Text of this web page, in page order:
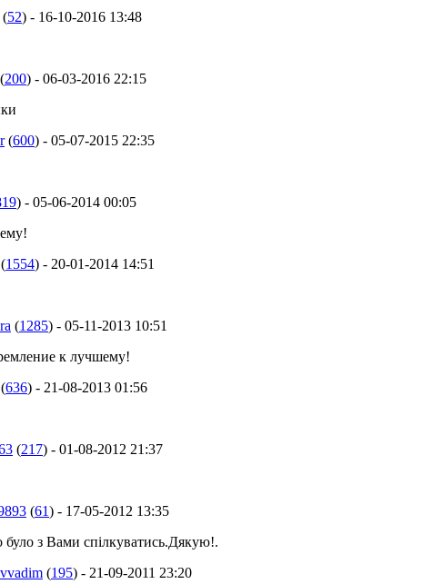
(52) - 16-10-2016 13:48
(200) - 06-03-2016 22:15
(600) - 05-07-2015 22:35
) - 05-06-2014 00:05
1554) - 20-01-2014 14:51
(1285) - 05-11-2013 10:51
к лучшему!
(636) - 21-08-2013 01:56
(217) - 01-08-2012 21:37
(61) - 17-05-2012 13:35
з Вами спілкуватись.Дякую!.
(195) - 21-09-2011 23:20